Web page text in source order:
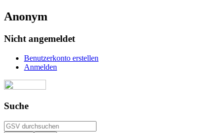
Anonym
Nicht angemeldet
Benutzerkonto erstellen
Anmelden
Suche